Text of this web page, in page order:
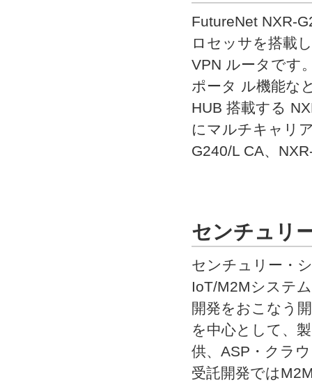
FutureNet NXR-
ロセッサを搭載
VPN ルータです
ポータ ル機能な
HUB 搭載する
にマルチキャリ
G240/L CA、
センチュリ
センチュリー・
IoT/M2Mシステ
開発をおこなう
を中心として、
供、ASP・クラ
受託開発では